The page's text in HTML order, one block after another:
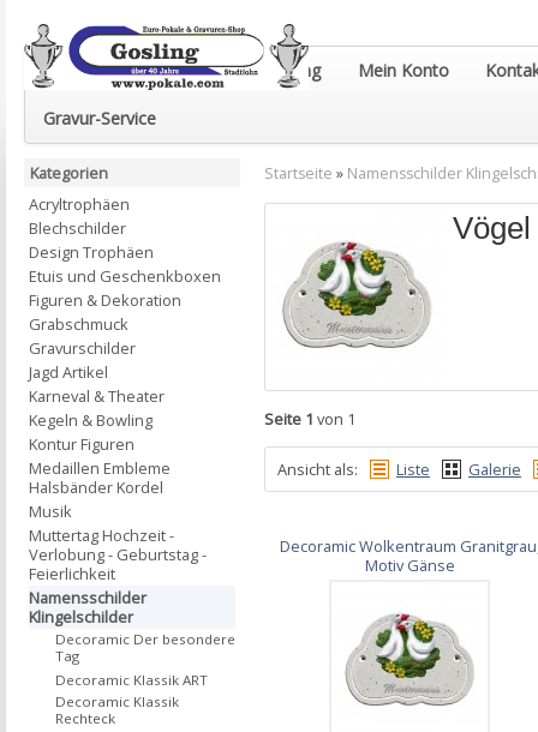
Euro-Pokale & Gravur-Shop Gosling Mein Konto
Gravur-Service
Startseite » Namensschilder
Vögel
Seite 1 von 1
Ansicht als: Liste Galerie
Decoramic Wolkentraum
Motiv Gänse
Kategorien
Acryltrophäen
Blechschilder
Design Trophäen
Etuis und Geschenkboxen
Figuren & Dekoration
Grabschmuck
Gravurschilder
Jagd Artikel
Karneval & Theater
Kegeln & Bowling
Kontur Figuren
Medaillen Embleme
Halsbänder Kordel
Musik
Muttertag Hochzeit -
Verlobung - Geburtstag -
Feierlichkeit
Namensschilder
Klingelschilder
Decoramic Der besondere
Tag
Decoramic Klassik ART
Decoramic Klassik
Rechteck